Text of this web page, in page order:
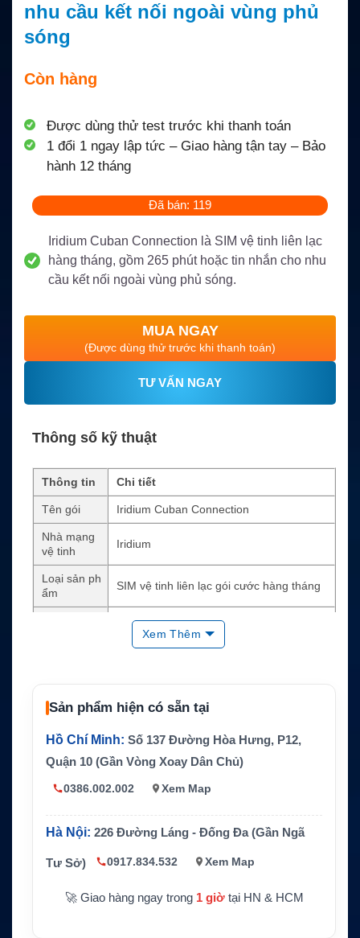
nhu cầu kết nối ngoài vùng phủ
sóng
Còn hàng
Được dùng thử test trước khi thanh toán
1 đổi 1 ngay lập tức – Giao hàng tận tay – Bảo
hành 12 tháng
Đã bán: 119
Iridium Cuban Connection là SIM vệ tinh liên lạc
hàng tháng, gồm 265 phút hoặc tin nhắn cho nhu
cầu kết nối ngoài vùng phủ sóng.
MUA NGAY
(Được dùng thử trước khi thanh toán)
TƯ VẤN NGAY
Thông số kỹ thuật
Thông tin Chi tiết
Tên gói Iridium Cuban Connection
Nhà mạng
vệ tinh
Iridium
Loại sản ph
ẩm
SIM vệ tinh liên lạc gói cước hàng tháng
265 phút hoặc tin nhắn mỗi tháng
Phí kích ho
ạt
Có phí kích hoạt theo chính sách nhà cun
g cấp
Cước vượt
gói
Tính thêm theo phút gọi hoặc tin nhắn ngo
ài hạn mức
Thiết bị sử
Thiết bị Iridium tương thích
Ứng dụng
Hàng hải, công tác xa, cứu hộ, thám hiểm,
Xem Thêm
Sản phẩm hiện có sẵn tại
Hồ Chí Minh: Số 137 Đường Hòa Hưng, P12,
Quận 10 (Gần Vòng Xoay Dân Chủ)
0386.002.002 Xem Map
Hà Nội: 226 Đường Láng - Đống Đa (Gần Ngã
Tư Sở) 0917.834.532 Xem Map
🚀 Giao hàng ngay trong 1 giờtại HN & HCM